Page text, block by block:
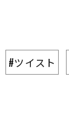
#ツイスト